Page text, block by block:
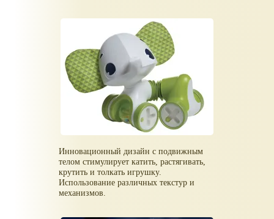
Инновационный дизайн с подвижным
телом стимулирует катить, растягивать,
крутить и толкать игрушку.
Использование различных текстур и
механизмов.